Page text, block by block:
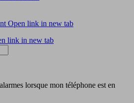
Open link in new tab
link in new tab
lorsque mon téléphone est en